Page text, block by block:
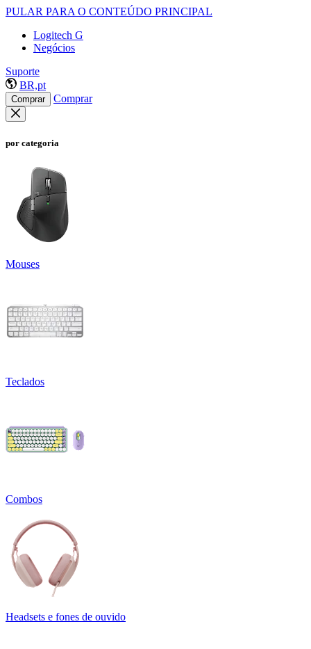
PULAR PARA O CONTEÚDO PRINCIPAL
Logitech G
Negócios
Suporte
BR,pt
Comprar Comprar
por categoria
Mouses
Teclados
Combos
Headsets e fones de ouvido